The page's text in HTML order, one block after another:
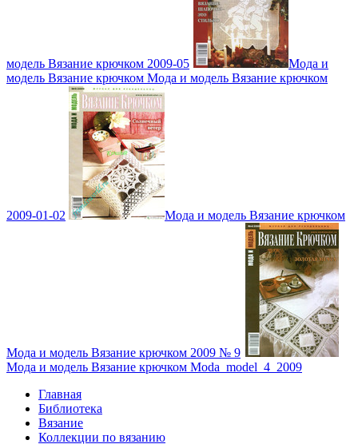
модель Вязание крючком 2009-05
Мода и
модель Вязание крючком Мода и модель Вязание крючком
2009-01-02 Мода и модель Вязание крючком
Мода и модель Вязание крючком 2009 № 9
Мода и модель Вязание крючком Moda_model_4_2009
Главная
Библиотека
Вязание
Коллекции по вязанию